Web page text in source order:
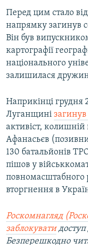
Перед цим стало
напрямку загинув
Він був
картографії
національного
залишилася
Наприкінці грудня
Луганщині
активіст, колишній
Афанасьєв
130 батальйонів
пішов у
повномасштабного
вторгнення в
Роскомнагляд
заблокуватидоступ
Безперешкодно